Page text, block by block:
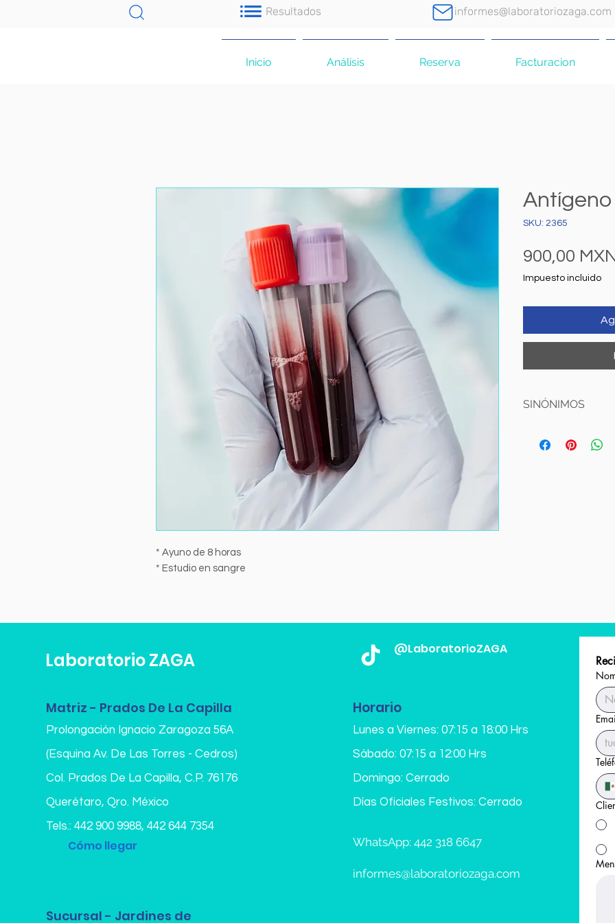
Resultados informes@laboratoriozaga.com
Inicio Análisis Reserva Facturacion
* Ayuno de 8 horas
* Estudio en sangre
Antígeno
SKU: 2365
900,00
Impuesto incluido
SINÓNIMOS
- Proteína
Laboratorio ZAGA
Matriz - Prados De La Capilla
Prolongación Ignacio Zaragoza 56A
(Esquina Av. De Las Torres - Cedros)
Col. Prados De La Capilla, C.P. 76176
Querétaro, Qro. México
Tels.: 442 900 9988, 442 644 7354
Cómo llegar
Sucursal - Jardines de
Horario
Lunes a Viernes: 07:15 a 18:00 Hrs
Sábado: 07:15 a 12:00 Hrs
Domingo: Cerrado
Días Oficiales Festivos: Cerrado
WhatsApp: 442 318 6647
informes@laboratoriozaga.com
@LaboratorioZAGA